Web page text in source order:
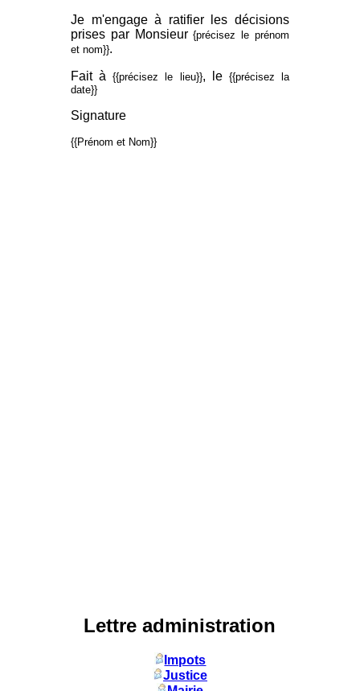
Je m'engage à ratifier les décisions
prises par Monsieur{précisez le prénom
et nom}}.
Fait à{{précisez le lieu}}, le {{précisez la
date}}
Signature
{{Prénom et Nom}}
Lettre administration
Impots
Justice